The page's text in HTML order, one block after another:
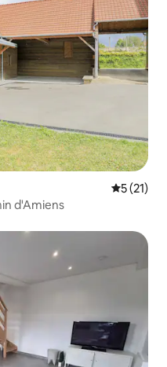
5 (21)
d'Amiens